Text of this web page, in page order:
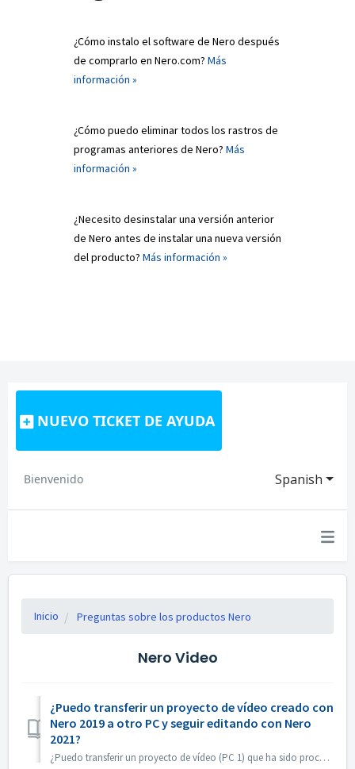
¿Cómo instalo el software de Nero después
de comprarlo en Nero.com? Más
información »
¿Cómo puedo eliminar todos los rastros de
programas anteriores de Nero? Más
información »
¿Necesito desinstalar una versión anterior
de Nero antes de instalar una nueva versión
del producto? Más información »
NUEVO TICKET DE AYUDA
Spanish
Bienvenido
Inicio Preguntas sobre los productos Nero
Nero Video
¿Puedo transferir un proyecto de vídeo creado con
Nero 2019 a otro PC y seguir editando con Nero
2021?
¿Puedo transferir un proyecto de vídeo (PC 1) que ha sido procesado con Nero 2019 a otro PC (PC 2) y continuar editando con Nero 2021? Sí, puede copiar el p...